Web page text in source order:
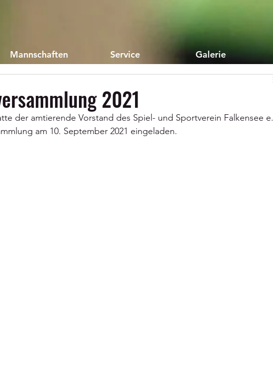
Mannschaften Service Galerie
2021
der amtierende Vorstand des Spiel- und Sportverein Falkensee e.
am 10. September 2021 eingeladen.